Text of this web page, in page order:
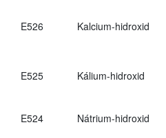
E526 Kalcium-hidroxid
E525 Kálium-hidroxid
E524 Nátrium-hidroxid